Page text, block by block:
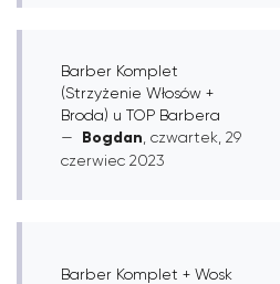
Barber Komplet
(Strzyżenie Włosów +
Broda) u TOP Barbera
Bogdan , czwartek, 29
czerwiec 2023
Barber Komplet + Wosk